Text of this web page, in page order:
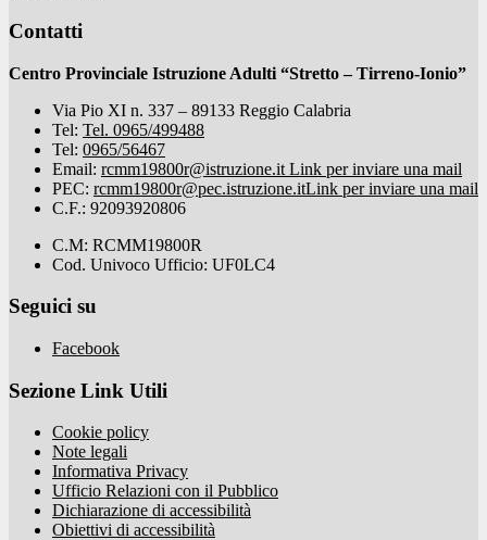
Contatti
Centro Provinciale Istruzione Adulti “Stretto – Tirreno-Ionio”
Via Pio XI n. 337 – 89133 Reggio Calabria
Tel: Tel. 0965/499488
Tel: 0965/56467
Email: rcmm19800r@istruzione.it Link per inviare una mail
PEC: rcmm19800r@pec.istruzione.itLink per inviare una mail
C.F.: 92093920806
C.M: RCMM19800R
Cod. Univoco Ufficio: UF0LC4
Seguici su
Facebook
Sezione Link Utili
Cookie policy
Note legali
Informativa Privacy
Ufficio Relazioni con il Pubblico
Dichiarazione di accessibilità
Obiettivi di accessibilità